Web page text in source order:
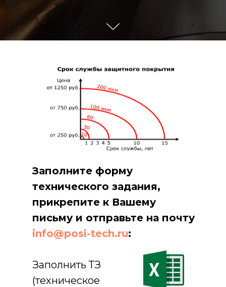
Заполните форму
технического задания,
прикрепите к Вашему
письму и отправьте на почту
info@posi-tech.ru:
Заполнить ТЗ
(техническое